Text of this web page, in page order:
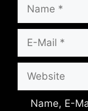
Mail
Name, E-